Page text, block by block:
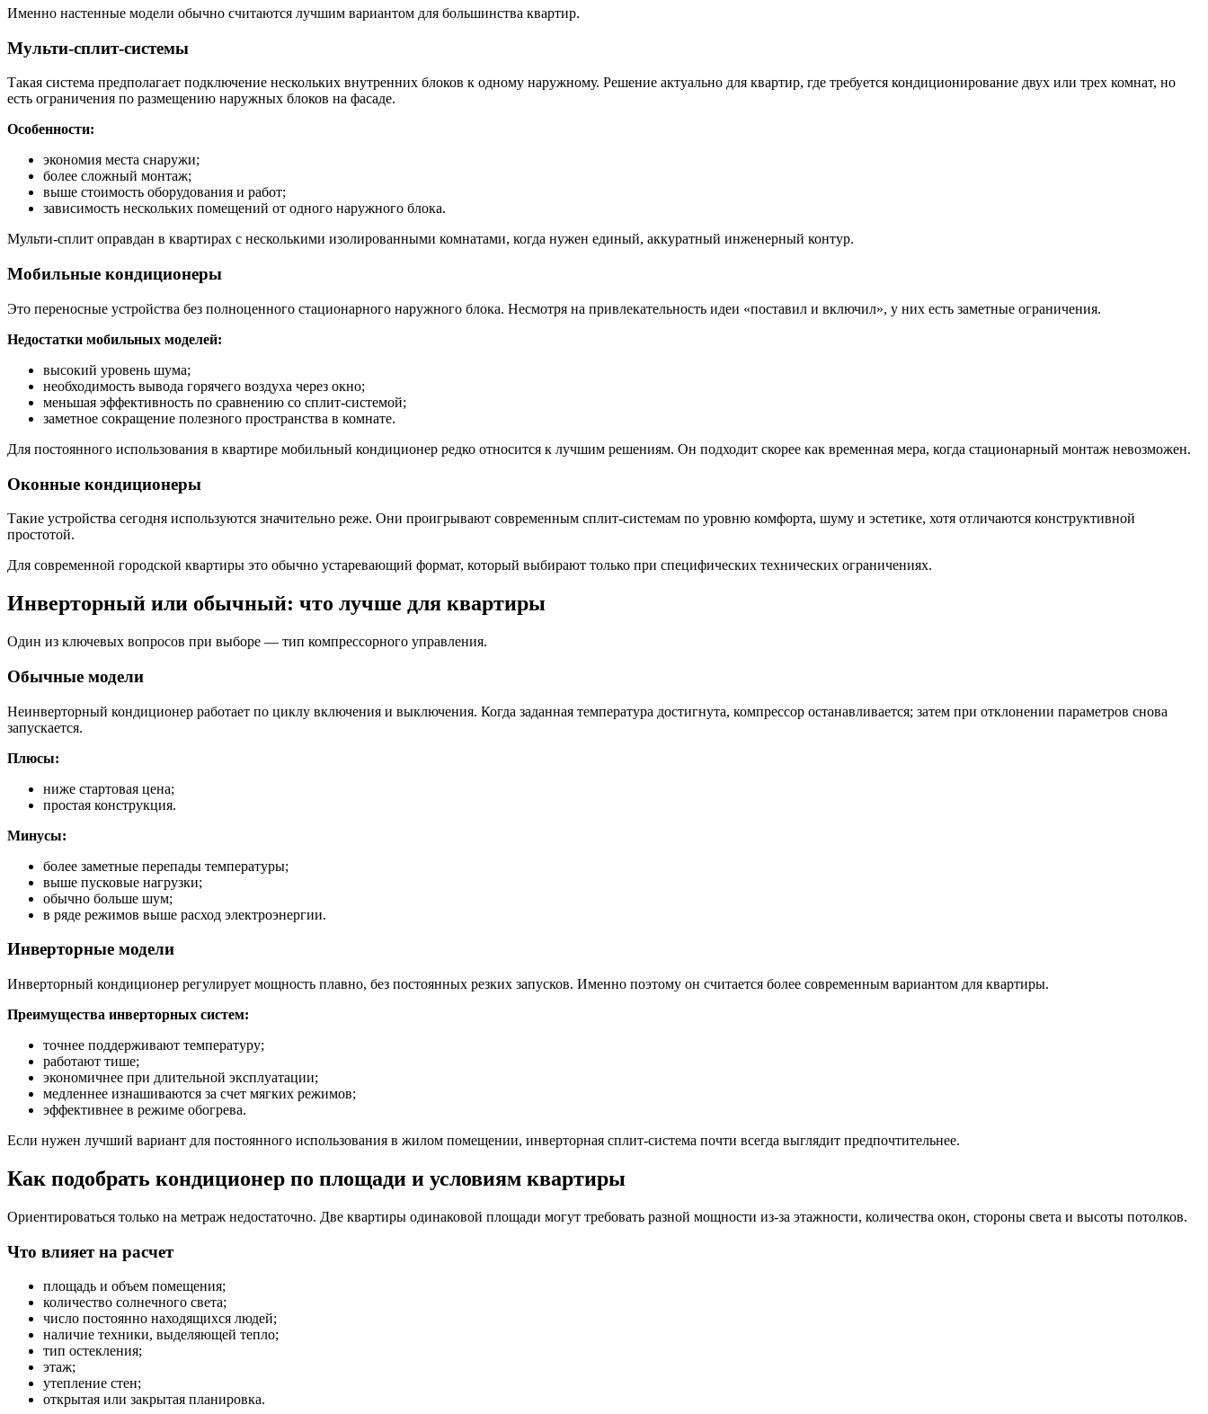
Именно настенные модели обычно считаются лучшим вариантом для большинства квартир.
Мульти-сплит-системы
Такая система предполагает подключение нескольких внутренних блоков к одному наружному. Решение актуально для квартир, где требуется кондиционирование двух или трех комнат, но
есть ограничения по размещению наружных блоков на фасаде.
Особенности:
экономия места снаружи;
более сложный монтаж;
выше стоимость оборудования и работ;
зависимость нескольких помещений от одного наружного блока.
Мульти-сплит оправдан в квартирах с несколькими изолированными комнатами, когда нужен единый, аккуратный инженерный контур.
Мобильные кондиционеры
Это переносные устройства без полноценного стационарного наружного блока. Несмотря на привлекательность идеи «поставил и включил», у них есть заметные ограничения.
Недостатки мобильных моделей:
высокий уровень шума;
необходимость вывода горячего воздуха через окно;
меньшая эффективность по сравнению со сплит-системой;
заметное сокращение полезного пространства в комнате.
Для постоянного использования в квартире мобильный кондиционер редко относится к лучшим решениям. Он подходит скорее как временная мера, когда стационарный монтаж невозможен.
Оконные кондиционеры
Такие устройства сегодня используются значительно реже. Они проигрывают современным сплит-системам по уровню комфорта, шуму и эстетике, хотя отличаются конструктивной
простотой.
Для современной городской квартиры это обычно устаревающий формат, который выбирают только при специфических технических ограничениях.
Инверторный или обычный: что лучше для квартиры
Один из ключевых вопросов при выборе — тип компрессорного управления.
Обычные модели
Неинверторный кондиционер работает по циклу включения и выключения. Когда заданная температура достигнута, компрессор останавливается; затем при отклонении параметров снова
запускается.
Плюсы:
ниже стартовая цена;
простая конструкция.
Минусы:
более заметные перепады температуры;
выше пусковые нагрузки;
обычно больше шум;
в ряде режимов выше расход электроэнергии.
Инверторные модели
Инверторный кондиционер регулирует мощность плавно, без постоянных резких запусков. Именно поэтому он считается более современным вариантом для квартиры.
Преимущества инверторных систем:
точнее поддерживают температуру;
работают тише;
экономичнее при длительной эксплуатации;
медленнее изнашиваются за счет мягких режимов;
эффективнее в режиме обогрева.
Если нужен лучший вариант для постоянного использования в жилом помещении, инверторная сплит-система почти всегда выглядит предпочтительнее.
Как подобрать кондиционер по площади и условиям квартиры
Ориентироваться только на метраж недостаточно. Две квартиры одинаковой площади могут требовать разной мощности из-за этажности, количества окон, стороны света и высоты потолков.
Что влияет на расчет
площадь и объем помещения;
количество солнечного света;
число постоянно находящихся людей;
наличие техники, выделяющей тепло;
тип остекления;
этаж;
утепление стен;
открытая или закрытая планировка.